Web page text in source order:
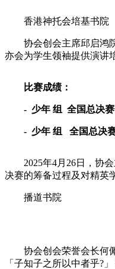
香港神托会培基书院
协会创会主席邱启鸿院
亦会为学生领袖提供演讲
比赛成绩：
- 少年 组 全国总决赛
- 少年 组 全国总决
2025年4月26日，协会
决赛的筹备过程及对精英
播道书院
协会创会荣誉会长何佩
「子知子之所以中者乎?